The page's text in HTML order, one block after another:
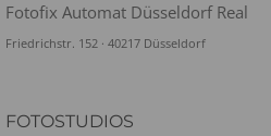
Fotofix Automat Düsseldorf Real
Friedrichstr. 152 · 40217 Düsseldorf
FOTOSTUDIOS